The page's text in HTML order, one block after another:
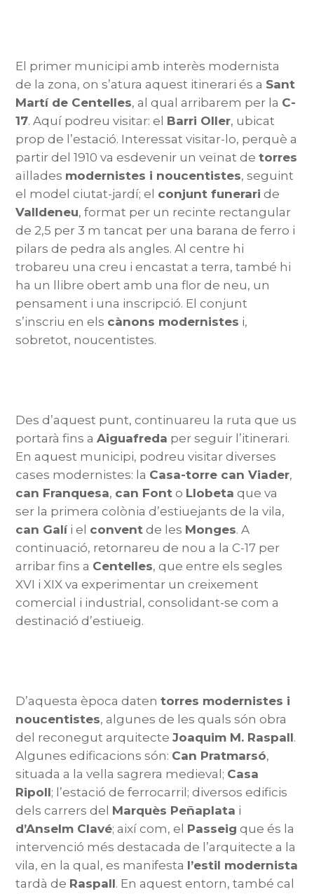
El primer municipi amb interès modernista
de la zona, on s’atura aquest itinerari és a Sant
Martí de Centelles, al qual arribarem per la C-
17. Aquí podreu visitar: el Barri Oller, ubicat
prop de l’estació. Interessat visitar-lo, perquè a
partir del 1910 va esdevenir un veïnat detorres
aïllades modernistes i noucentistes, seguint
el model ciutat-jardí; el conjunt funerari de
Valldeneu, format per un recinte rectangular
de 2,5 per 3 m tancat per una barana de ferro i
pilars de pedra als angles. Al centre hi
trobareu una creu i encastat a terra, també hi
ha un llibre obert amb una flor de neu, un
pensament i una inscripció. El conjunt
s’inscriu en els cànons modernistes i,
sobretot, noucentistes.
Des d’aquest punt, continuareu la ruta que us
portarà fins aAiguafreda per seguir l’itinerari.
En aquest municipi, podreu visitar diverses
cases modernistes: la Casa-torre can Viader,
can Franquesa, can Font o Llobeta que va
ser la primera colònia d’estiuejants de la vila,
can Galíi el convent de les Monges. A
continuació, retornareu de nou a la C-17 per
arribar fins a Centelles, que entre els segles
XVI i XIX va experimentar un creixement
comercial i industrial, consolidant-se com a
destinació d’estiueig.
D’aquesta època datentorres modernistes i
noucentistes, algunes de les quals són obra
del reconegut arquitecteJoaquim M. Raspall.
Algunes edificacions són: Can Pratmarsó,
situada a la vella sagrera medieval; Casa
Ripoll; l’estació de ferrocarril; diversos edificis
dels carrers del Marquès Peñaplata i
d’Anselm Clavé; així com, el Passeig que és la
intervenció més destacada de l’arquitecte a la
vila, en la qual, es manifesta l’estil modernista
tardà de Raspall. En aquest entorn, també cal